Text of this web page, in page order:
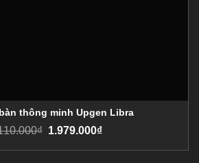
thông minh Upgen Libra
₫ 1.979.000₫